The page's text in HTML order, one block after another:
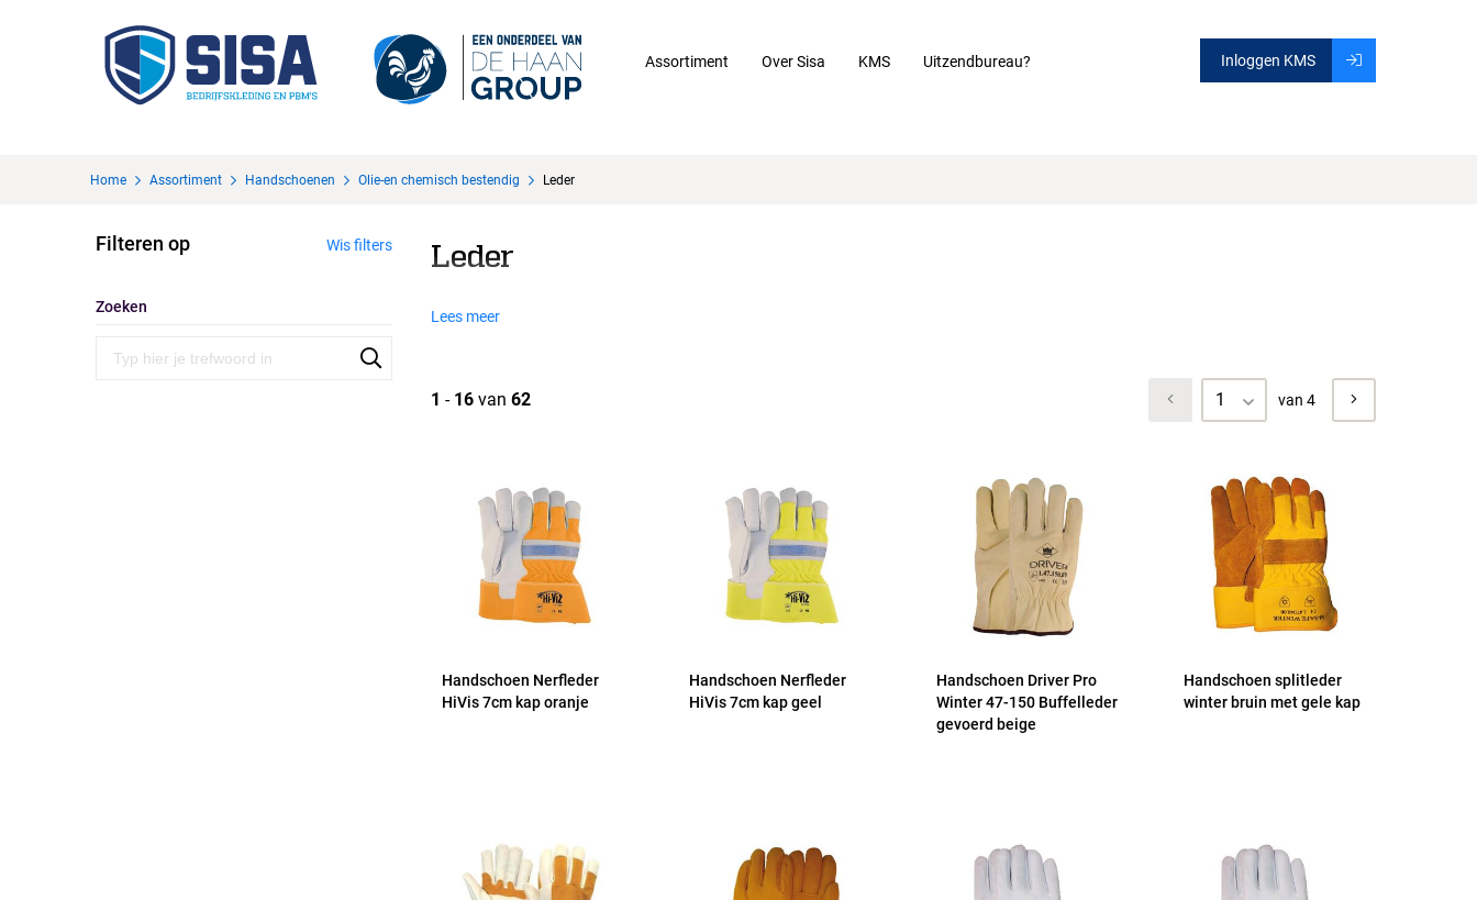
Assortiment Over Sisa KMS Uitzendbureau? Inloggen KMS
Home Assortiment Handschoenen Olie-en chemisch bestendig Leder
Filteren op Wis filters
Zoeken
Leder
Lees meer
1 van 4
1 - 16 van 62
Handschoen Nerfleder
HiVis 7cm kap oranje
Handschoen Nerfleder
HiVis 7cm kap geel
Handschoen Driver Pro
Winter 47-150 Buffelleder
gevoerd beige
Handschoen splitleder
winter bruin met gele kap